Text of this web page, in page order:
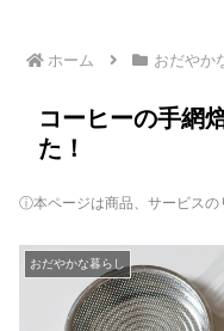
ホーム おだやか
コーヒーの手網
た！
ⓘ本ページは商品、サービスの
おだやかな暮らし